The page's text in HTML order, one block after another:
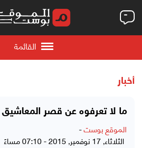
القائمة
أخبار
ما لا تعرفوه عن قصر
الموقع بوست-
الثلاثاء, 17 نوفمبر, 2015 - 07:10 مساءً